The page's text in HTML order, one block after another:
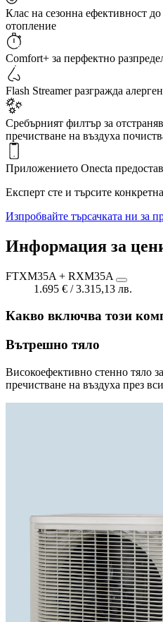
Клас на сезонна ефективност
отопление
Comfort+ за перфектно
Flash Streamer разгражда
Сребърният филтър за
пречистване на въздуха
Приложението Onecta
Експерт сте и търсите
Изпробвайте търсачката ни за
Информация за
FTXM35A + RXM35A
1.695 € / 3.315,13 лв.
Какво включва този
Вътрешно тяло
Високоефективно стенно тяло
пречистване на въздуха през